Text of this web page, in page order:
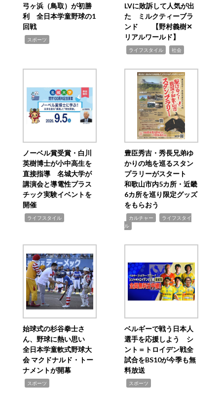
弓ヶ浜（鳥取）が初勝
利 全日本学童野球の1
回戦
スポーツ
LVに敗訴して人気が出
た ミルクティーブラ
ンド 【野村義樹✕
リアルワールド】
ライフスタイル 社会
ノーベル賞受賞・白川
英樹博士が小中高生を
直接指導 名城大学が
講演会と導電性プラス
チック実験イベントを
開催
ライフスタイル
豊臣秀吉・秀長兄弟ゆ
かりの地を巡るスタン
プラリーがスタート
和歌山市内5カ所・近畿
6カ所を巡り限定グッズ
をもらおう
カルチャー
ライフスタイ
ル
始球式の杉谷拳士さ
ん、野球に熱い思い
全日本学童軟式野球大
会 マクドナルド・トー
ナメントが開幕
スポーツ
ベルギーで戦う日本人
選手を応援しよう シ
ント＝トロイデン戦全
試合をBS10が今季も無
料放送
スポーツ